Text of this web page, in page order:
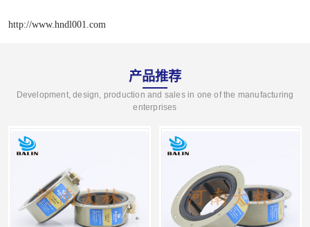
http://www.hndl001.com
产品推荐
Development, design, production and sales in one of the manufacturing
enterprises